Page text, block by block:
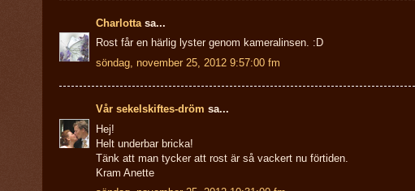
Charlotta sa...
Rost får en härlig lyster genom kameralinsen. :D
söndag, november 25, 2012 9:57:00 fm
Vår sekelskiftes-dröm sa...
Hej!
Helt underbar bricka!
Tänk att man tycker att rost är så vackert nu förtiden.
Kram Anette